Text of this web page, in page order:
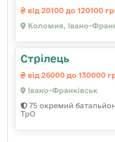
від 20100 до 120100
Коломия, Івано-
Стрілець
від 26000 до 130000
Івано-Франківськ
75 окремий
ТрО